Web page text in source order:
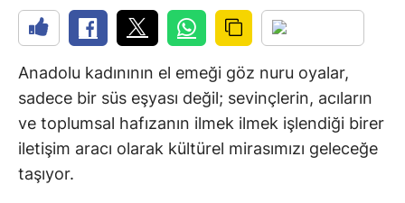
Anadolu kadınının el emeği göz nuru oyalar,
sadece bir süs eşyası değil; sevinçlerin, acıların
ve toplumsal hafızanın ilmek ilmek işlendiği birer
iletişim aracı olarak kültürel mirasımızı geleceğe
taşıyor.